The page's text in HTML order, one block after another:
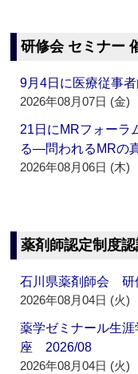
研修会 セミナー
9月4日に医療従事
2026年08月07日 (金)
21日にMRフォーラ
る―問われるMRの
2026年08月06日 (木)
薬剤師認定制度
石川県薬剤師会
2026年08月04日 (火)
薬学ゼミナール生
座 2026/08
2026年08月04日 (火)